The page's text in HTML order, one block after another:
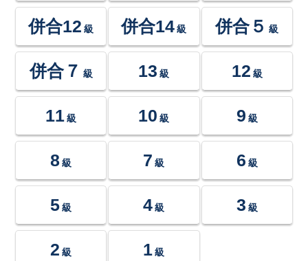
併合12 級 併合14 級 併合５ 級
併合７ 級 13 級 12 級
11 級 10 級 9 級
8 級 7 級 6 級
5 級 4 級 3 級
2 級 1 級